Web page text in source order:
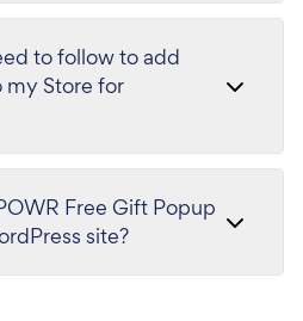
to follow to add
my Store for
Free Gift Popup
site?